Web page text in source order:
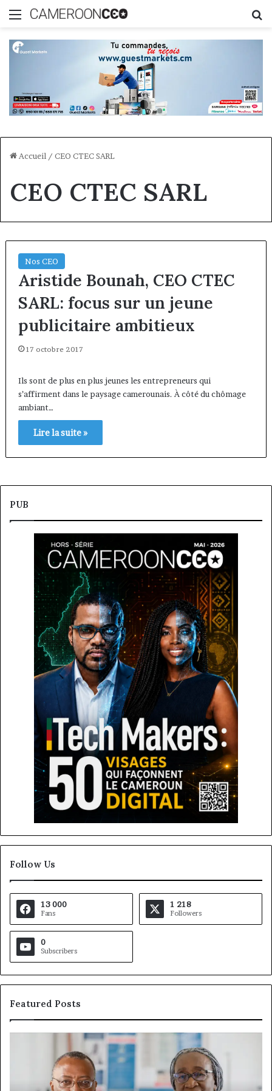
Menu
Accueil / CEO CTEC SARL
CEO CTEC SARL
Nos CEO
Aristide Bounah, CEO CTEC
SARL: focus sur un jeune
publicitaire ambitieux
17 octobre 2017
Ils sont de plus en plus jeunes les entrepreneurs qui
s’affirment dans le paysage camerounais. À côté du chômage
ambiant…
Lire la suite »
PUB
Follow Us
13 000
Fans
1 218
Followers
0
Subscribers
Featured Posts